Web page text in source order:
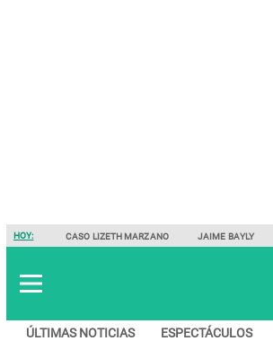
HOY: CASO LIZETH MARZANO JAIME BAYLY
ÚLTIMAS NOTICIAS ESPECTÁCULOS